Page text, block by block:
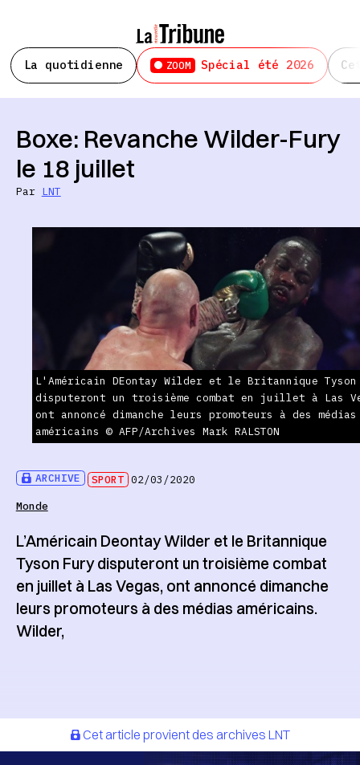
La quotidienne ZOOM Spécial été 2026
ARCHIVE SPORT 02/03/2020
Monde
Boxe: Revanche Wilder-Fury
le 18 juillet
Par LNT
L'Américain DEontay Wilder et le Britannique Tyson
disputeront un troisième combat en juillet à Las
ont annoncé dimanche leurs promoteurs à des médias
américains © AFP/Archives Mark RALSTON
L’Américain Deontay Wilder et le Britannique
Tyson Fury disputeront un troisième combat
en juillet à Las Vegas, ont annoncé dimanche
leurs promoteurs à des médias américains.
Wilder,
Cet article provient des archives LNT